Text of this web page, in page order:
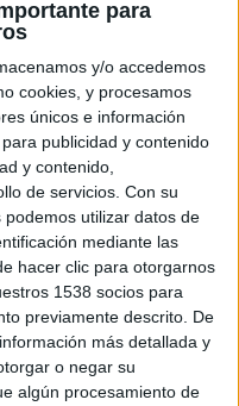
para
y/o accedemos
cookies, y procesamos
únicos e información
publicidad y contenido
y contenido,
de servicios. Con su
utilizar datos de
mediante las
hacer clic para otorgarnos
1538 socios para
previamente descrito. De
más detallada y
o negar su
algún procesamiento de